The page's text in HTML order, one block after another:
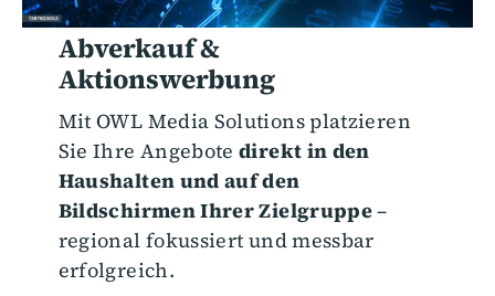
Abverkauf &
Aktionswerbung
Mit OWL Media Solutions platzieren
Sie Ihre Angebotedirekt in den
Haushalten und auf den
Bildschirmen Ihrer Zielgruppe–
regional fokussiert und messbar
erfolgreich.